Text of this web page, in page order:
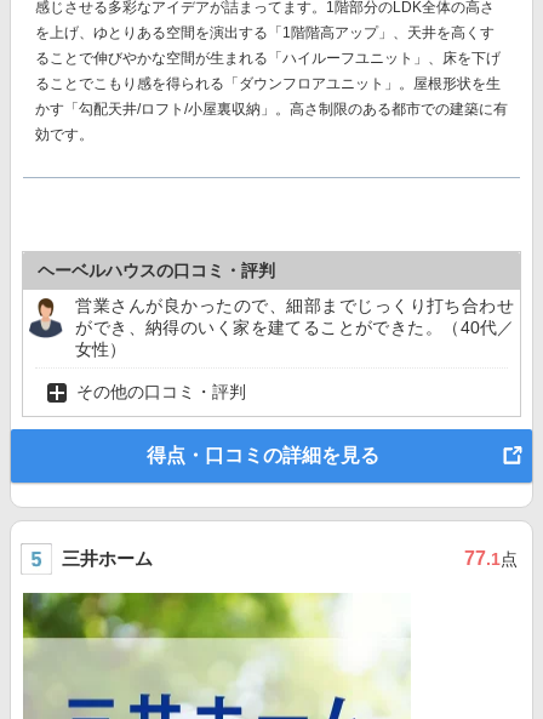
感じさせる多彩なアイデアが詰まってます。1階部分のLDK全体の高さ
を上げ、ゆとりある空間を演出する「1階階高アップ」、天井を高くす
ることで伸びやかな空間が生まれる「ハイルーフユニット」、床を下げ
ることでこもり感を得られる「ダウンフロアユニット」。屋根形状を生
かす「勾配天井/ロフト/小屋裏収納」。高さ制限のある都市での建築に有
効です。
ヘーベルハウスの口コミ・評判
営業さんが良かったので、細部までじっくり打ち合わせ
ができ、納得のいく家を建てることができた。（40代／
女性）
その他の口コミ・評判
得点・口コミの詳細を見る
三井ホーム 77.1点